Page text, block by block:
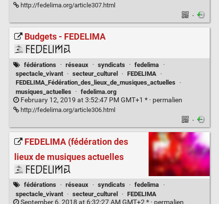
http://fedelima.org/article307.html
·
Budgets - FEDELIMA
fédérations · réseaux · syndicats · fedelima
·
spectacle_vivant
· secteur_culturel · FEDELIMA ·
FEDELIMA_Fédération_des_lieux_de_musiques_actuelles
·
musiques_actuelles
· fedelima.org
February 12, 2019 at 3:52:47 PM GMT+1 * · permalien
http://fedelima.org/article306.html
·
FEDELIMA (fédération des
lieux de musiques actuelles
fédérations · réseaux · syndicats · fedelima
·
spectacle_vivant
· secteur_culturel · FEDELIMA
September 6, 2018 at 6:32:27 AM GMT+2 * · permalien